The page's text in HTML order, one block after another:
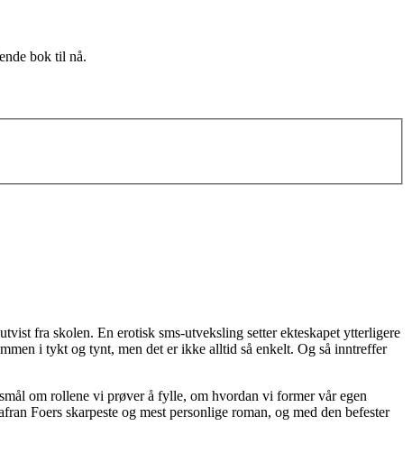
bok til nå.
fra skolen. En erotisk sms-utveksling setter ekteskapet ytterligere
i tykt og tynt, men det er ikke alltid så enkelt. Og så inntreffer
om rollene vi prøver å fylle, om hvordan vi former vår egen
Foers skarpeste og mest personlige roman, og med den befester